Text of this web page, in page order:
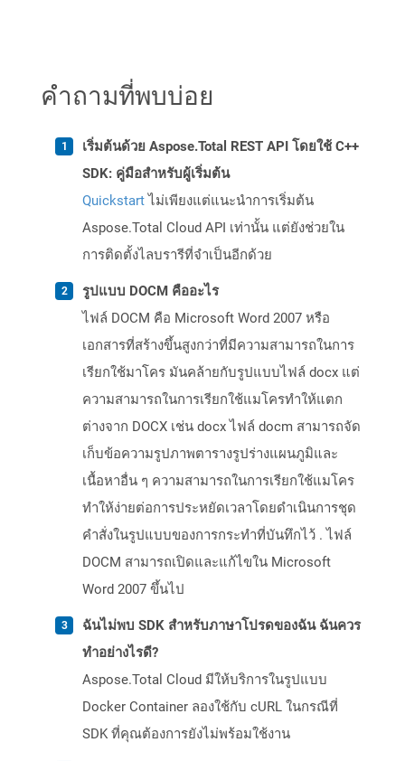
คำถามที่พบบ่อย
เริ่มต้นด้วย Aspose.Total REST API โดยใช้ C++
SDK: คู่มือสำหรับผู้เริ่มต้น
Quickstartไม่เพียงแต่แนะนำการเริ่มต้น
Aspose.Total Cloud API เท่านั้น แต่ยังช่วยใน
การติดตั้งไลบรารีที่จำเป็นอีกด้วย
รูปแบบ DOCM คืออะไร
ไฟล์ DOCM คือ Microsoft Word 2007 หรือ
เอกสารที่สร้างขึ้นสูงกว่าที่มีความสามารถในการ
เรียกใช้มาโคร มันคล้ายกับรูปแบบไฟล์ docx แต่
ความสามารถในการเรียกใช้แมโครทำให้แตก
ต่างจาก DOCX เช่น docx ไฟล์ docm สามารถจัด
เก็บข้อความรูปภาพตารางรูปร่างแผนภูมิและ
เนื้อหาอื่น ๆ ความสามารถในการเรียกใช้แมโคร
ทำให้ง่ายต่อการประหยัดเวลาโดยดำเนินการชุด
คำสั่งในรูปแบบของการกระทำที่บันทึกไว้ . ไฟล์
DOCM สามารถเปิดและแก้ไขใน Microsoft
Word 2007 ขึ้นไป
ฉันไม่พบ SDK สำหรับภาษาโปรดของฉัน ฉันควร
ทำอย่างไรดี?
Aspose.Total Cloud มีให้บริการในรูปแบบ
Docker Container ลองใช้กับ cURL ในกรณีที่
SDK ที่คุณต้องการยังไม่พร้อมใช้งาน